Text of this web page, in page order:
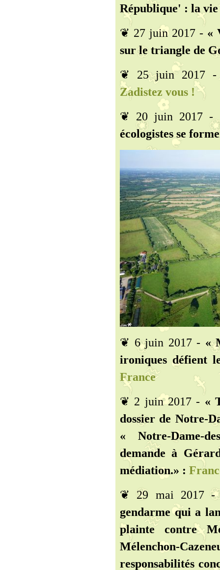
République' : la
❦ 27 juin 2017 - «
sur le triangle de
❦ 25 juin 2017
Zadistez vous !
❦ 20 juin 2017 -
écologistes se
❦ 6 juin 2017 - «
ironiques défient
France
❦ 2 juin 2017 - «
dossier de Notre-
« Notre-Dame-
demande à
médiation.» :
❦ 29 mai 2017
gendarme qui a
plainte contre
Mélenchon-
responsabilités